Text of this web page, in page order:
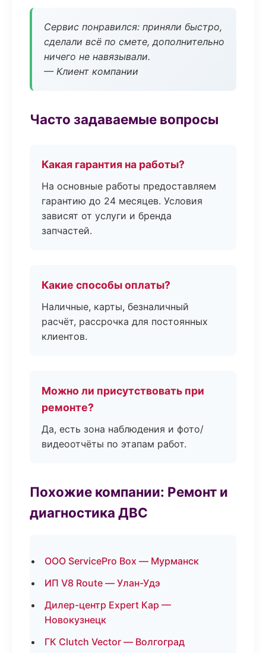
Сервис понравился: приняли быстро,
сделали всё по смете, дополнительно
ничего не навязывали.
— Клиент компании
Часто задаваемые вопросы
Какая гарантия на работы?
На основные работы предоставляем
гарантию до 24 месяцев. Условия
зависят от услуги и бренда
запчастей.
Какие способы оплаты?
Наличные, карты, безналичный
расчёт, рассрочка для постоянных
клиентов.
Можно ли присутствовать при
ремонте?
Да, есть зона наблюдения и фото/
видеоотчёты по этапам работ.
Похожие компании: Ремонт и
диагностика ДВС
ООО ServicePro Box — Мурманск
ИП V8 Route — Улан-Удэ
Дилер-центр Expert Кар —
Новокузнецк
ГК Clutch Vector — Волгоград